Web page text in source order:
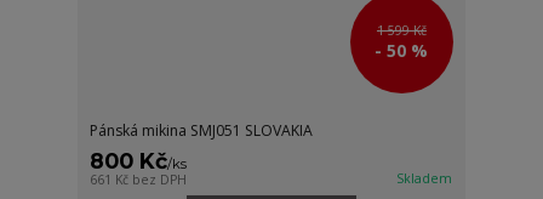
1 599 Kč
- 50 %
Pánská mikina SMJ051 SLOVAKIA
800 Kč/ks
661 Kč bez DPH Skladem